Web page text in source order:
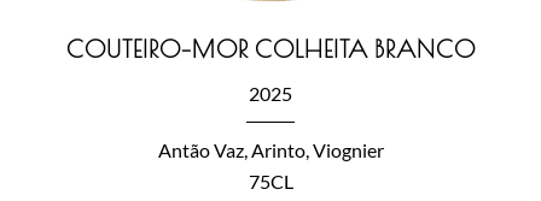
COUTEIRO-MOR COLHEITA BRANCO
2025
Antão Vaz, Arinto, Viognier
75CL